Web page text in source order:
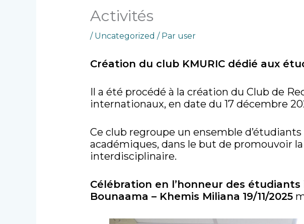
Activités
/ Uncategorized / Par user
Création du club KMURIC dédié aux
Il a été procédé à la création du Club de
internationaux, en date du 17 décembre
Ce club regroupe un ensemble
académiques, dans le but de promouvoir
interdisciplinaire.
Célébration en l’honneur des
Bounaama – Khemis Miliana 19/11/2025